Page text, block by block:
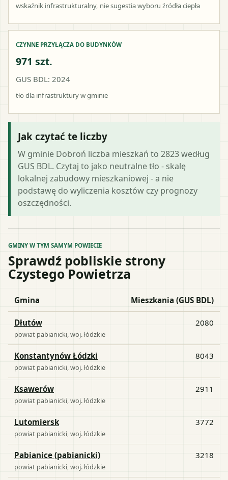
wskaźnik infrastrukturalny, nie sugestia wyboru źródła ciepła
CZYNNE PRZYŁĄCZA DO BUDYNKÓW
971 szt.
GUS BDL: 2024
tło dla infrastruktury w gminie
Jak czytać te liczby
W gminie Dobroń liczba mieszkań to 2823 według
GUS BDL. Czytaj to jako neutralne tło - skalę
lokalnej zabudowy mieszkaniowej - a nie
podstawę do wyliczenia kosztów czy prognozy
oszczędności.
GMINY W TYM SAMYM POWIECIE
Sprawdź pobliskie strony
Czystego Powietrza
Gmina Mieszkania (GUS BDL)
Dłutów
powiat pabianicki , woj.łódzkie
2080
Konstantynów Łódzki
powiat pabianicki , woj.łódzkie
8043
Ksawerów
powiat pabianicki , woj.łódzkie
2911
Lutomiersk
powiat pabianicki , woj.łódzkie
3772
Pabianice (pabianicki)
powiat pabianicki , woj.łódzkie
3218